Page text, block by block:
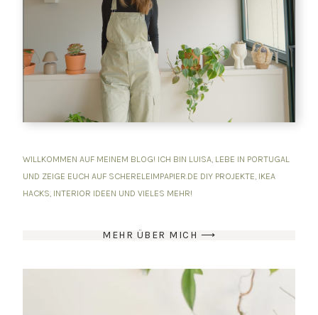
WILLKOMMEN AUF MEINEM BLOG! ICH BIN LUISA, LEBE IN PORTUGAL
UND ZEIGE EUCH AUF SCHERELEIMPAPIER.DE DIY PROJEKTE, IKEA
HACKS, INTERIOR IDEEN UND VIELES MEHR!
MEHR ÜBER MICH ⟶